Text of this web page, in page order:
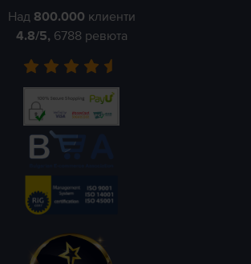
Над 800.000 клиенти
4.8/5, 6788 ревюта